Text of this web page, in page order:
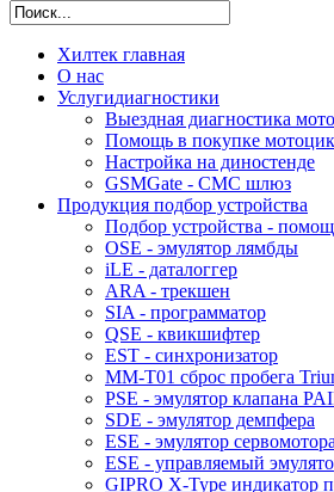
Хилтек главная
О нас
Услугидиагностики
Выездная диагностика
Помощь в покупке
Настройка на диностенде
GSMGate - СМС шлюз
Продукция подбор устройства
Подбор устройства -
OSE - эмулятор лямбды
iLE - даталоггер
ARA - трекшен
SIA - программатор
QSE - квикшифтер
EST - синхронизатор
MM-T01 сброс пробега
PSE - эмулятор клапана
SDE - эмулятор демпфера
ESE - эмулятор сервомотора
ESE - управляемый
GIPRO X-Type индикатор